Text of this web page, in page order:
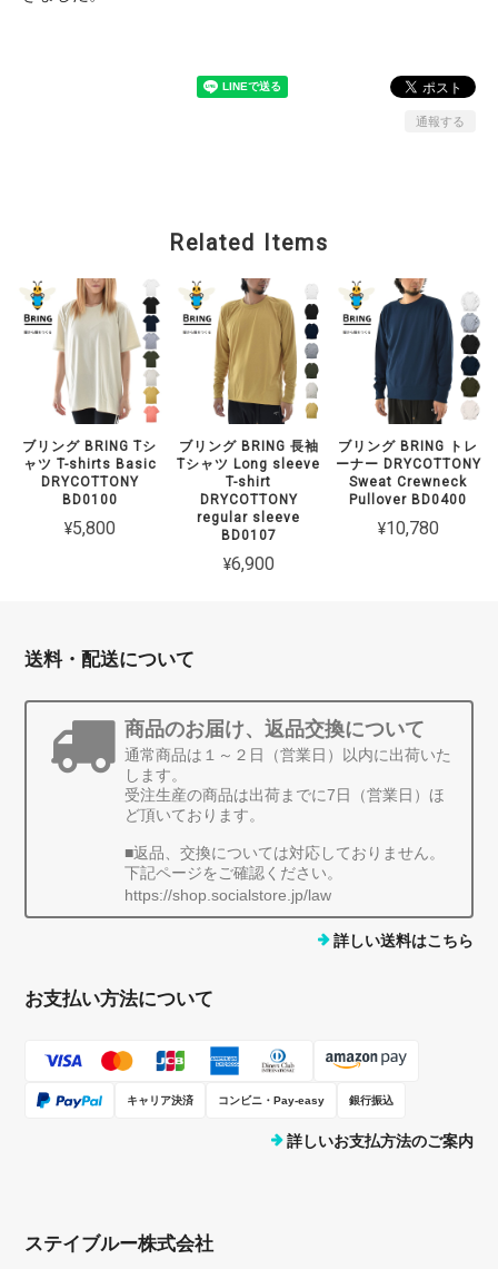
通報する
Related Items
ブリング BRING Tシ
ャツ T-shirts Basic
DRYCOTTONY
BD0100
¥5,800
ブリング BRING 長袖
Tシャツ Long sleeve
T-shirt
DRYCOTTONY
regular sleeve
BD0107
¥6,900
ブリング BRING トレ
ーナー DRYCOTTONY
Sweat Crewneck
Pullover BD0400
¥10,780
送料・配送について
商品のお届け、返品交換について
通常商品は１～２日（営業日）以内に出荷いた
します。
受注生産の商品は出荷までに7日（営業日）ほ
ど頂いております。
■返品、交換については対応しておりません。
下記ページをご確認ください。
https://shop.socialstore.jp/law
詳しい送料はこちら
お支払い方法について
キャリア決済 コンビニ・Pay-easy 銀行振込
詳しいお支払方法のご案内
ステイブルー株式会社